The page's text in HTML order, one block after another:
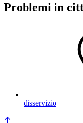
Problemi in
disservizio